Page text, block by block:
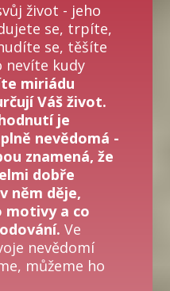
život - jeho
se, trpíte,
se, těšíte
nevíte kudy
miriádu
Váš život.
je
nevědomá -
znamená, že
dobře
něm děje,
motivy a co
Ve
nevědomí
můžeme ho